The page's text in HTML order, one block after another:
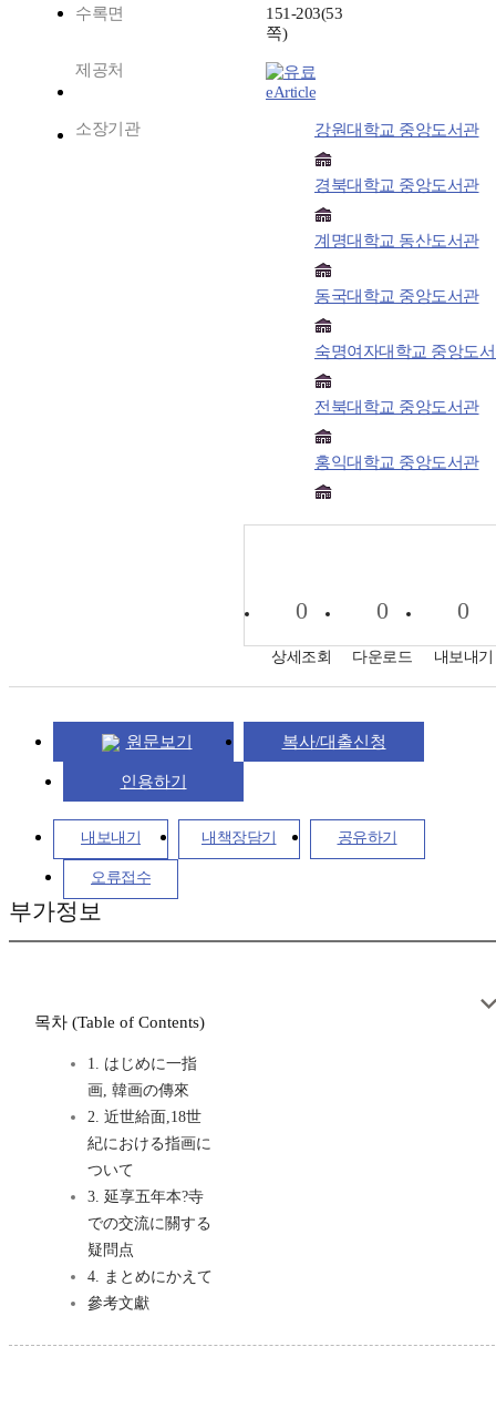
수록면
151-203(53
쪽)
제공처
eArticle
소장기관 강원대학교 중앙도서관
경북대학교 중앙도서관
계명대학교 동산도서관
동국대학교 중앙도서관
숙명여자대학교 중앙도
전북대학교 중앙도서관
홍익대학교 중앙도서관
0
상세조회
0
다운로드
0
내보내기
원문보기 복사/대출신청
인용하기
내보내기 내책장담기 공유하기
오류접수
부가정보
목차 (Table of Contents)
1. はじめに一指
画, 韓画の傳來
2. 近世給面,18世
紀における指画に
ついて
3. 延享五年本?寺
での交流に關する
疑問点
4. まとめにかえて
參考文獻